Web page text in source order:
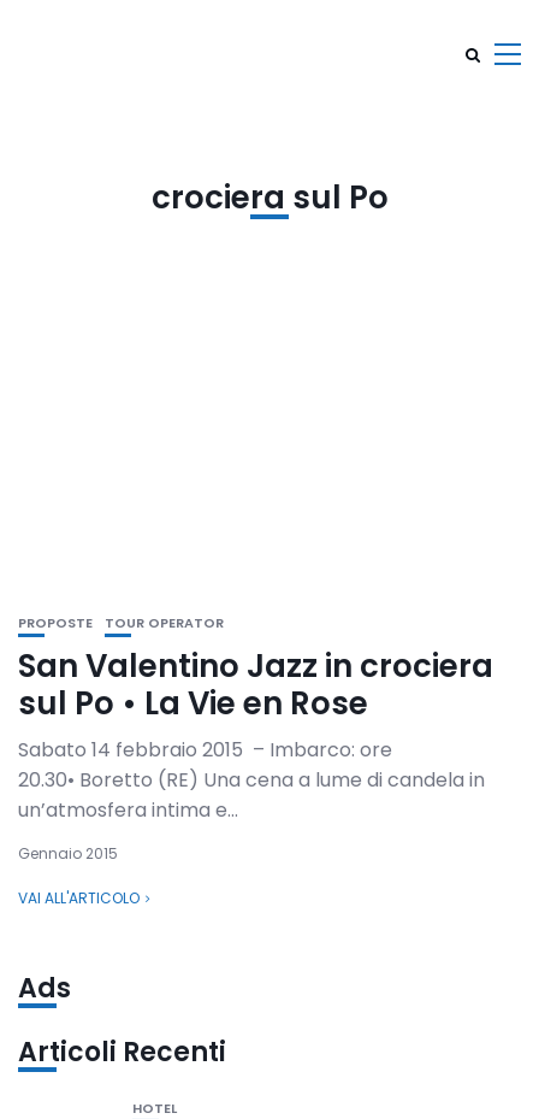
crociera sul Po
PROPOSTE TOUR OPERATOR
San Valentino Jazz in crociera
sul Po • La Vie en Rose
Sabato 14 febbraio 2015 – Imbarco: ore
20.30• Boretto (RE) Una cena a lume di candela in
un’atmosfera intima e...
Gennaio 2015
VAI ALL'ARTICOLO
Ads
Articoli Recenti
HOTEL